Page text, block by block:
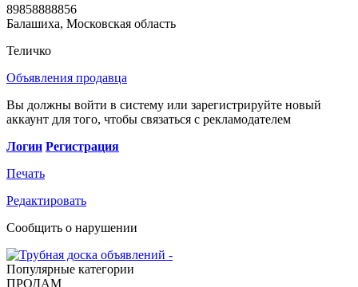
89858888856
Балашиха, Московская область
Теличко
Объявления продавца
Вы должны войти в систему или зарегистрируйте новый
аккаунт для того, чтобы связаться с рекламодателем
Логин Регистрация
Печать
Редактировать
Сообщить о нарушении
Популярные категории
ПРОДАМ